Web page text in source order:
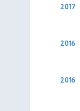
2017
2016
2016